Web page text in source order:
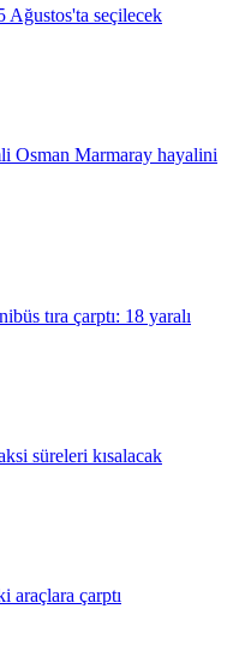
Ağustos'ta seçilecek
Osman Marmaray hayalini
tıra çarptı: 18 yaralı
süreleri kısalacak
araçlara çarptı